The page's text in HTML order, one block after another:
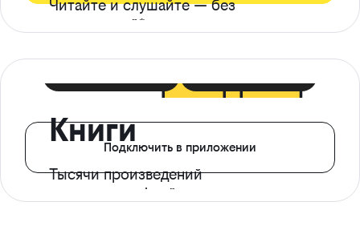
Читайте и слушайте — без
ограничений*
Книги
Тысячи произведений
с доступом офлайн
Подключить в приложении